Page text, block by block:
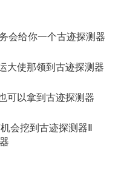
给你一个古迹探测器
使那领到古迹探测器
以拿到古迹探测器
挖到古迹探测器Ⅱ